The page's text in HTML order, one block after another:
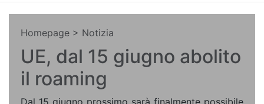
Homepage > Notizia
UE, dal 15 giugno abolito
il roaming
Dal 15 giugno prossimo sarà finalmente possibile